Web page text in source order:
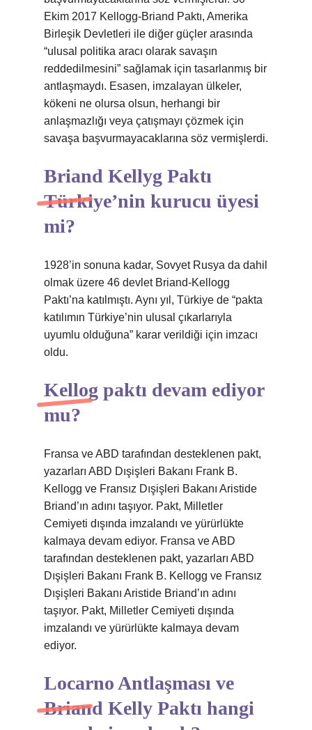
Ekim 2017 Kellogg-Briand Paktı, Amerika
Birleşik Devletleri ile diğer güçler arasında
“ulusal politika aracı olarak savaşın
reddedilmesini” sağlamak için tasarlanmış bir
antlaşmaydı. Esasen, imzalayan ülkeler,
kökeni ne olursa olsun, herhangi bir
anlaşmazlığı veya çatışmayı çözmek için
savaşa başvurmayacaklarına söz vermişlerdi.
Briand Kellyg Paktı
Türkiye’nin kurucu üyesi
mi?
1928’in sonuna kadar, Sovyet Rusya da dahil
olmak üzere 46 devlet Briand-Kellogg
Paktı’na katılmıştı. Aynı yıl, Türkiye de “pakta
katılımın Türkiye’nin ulusal çıkarlarıyla
uyumlu olduğuna” karar verildiği için imzacı
oldu.
Kellog paktı devam ediyor
mu?
Fransa ve ABD tarafından desteklenen pakt,
yazarları ABD Dışişleri Bakanı Frank B.
Kellogg ve Fransız Dışişleri Bakanı Aristide
Briand’ın adını taşıyor. Pakt, Milletler
Cemiyeti dışında imzalandı ve yürürlükte
kalmaya devam ediyor. Fransa ve ABD
tarafından desteklenen pakt, yazarları ABD
Dışişleri Bakanı Frank B. Kellogg ve Fransız
Dışişleri Bakanı Aristide Briand’ın adını
taşıyor. Pakt, Milletler Cemiyeti dışında
imzalandı ve yürürlükte kalmaya devam
ediyor.
Locarno Antlaşması ve
Briand Kelly Paktı hangi